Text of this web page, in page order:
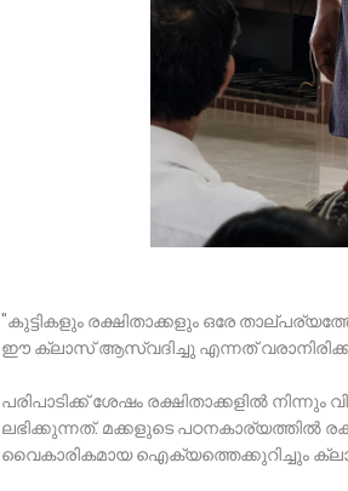
"കുട്ടികളും രക്ഷിതാക്കളും ഒരേ
ഈ ക്ലാസ് ആസ്വദിച്ചു എന്നത്
പരിപാടിക്ക് ശേഷം രക്ഷിതാക്കളിൽ
ലഭിക്കുന്നത്. മക്കളുടെ പഠനകാര്യത്തിൽ
വൈകാരികമായ ഐക്യത്തെക്കുറിച്ചും